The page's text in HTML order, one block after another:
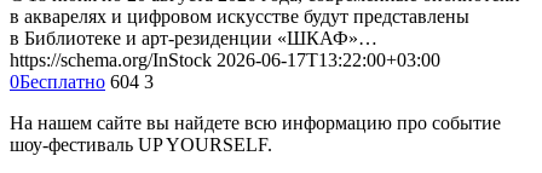
в акварелях и цифровом искусстве будут представлены
в Библиотеке и арт-резиденции «ШКАФ»…
https://schema.org/InStock 2026-06-17T13:22:00+03:00
0Бесплатно 604 3
На нашем сайте вы найдете всю информацию про событие
шоу-фестиваль UP YOURSELF.